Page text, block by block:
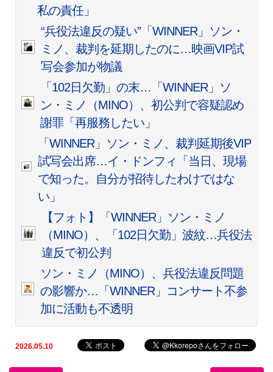
私の責任」
“兵役法違反の疑い”「WINNER」ソン・
ミノ、裁判を延期したのに…映画VIP試
写会参加が物議
「102日欠勤」の末…「WINNER」ソ
ン・ミノ（MINO）、初公判で容疑認め
謝罪「再服務したい」
「WINNER」ソン・ミノ、裁判延期後VIP
試写会出席…イ・ドンフィ「当日、現場
で知った。自分が招待したわけではな
い」
【フォト】「WINNER」ソン・ミノ
（MINO）、「102日欠勤」波紋…兵役法
違反で初公判
ソン・ミノ（MINO）、兵役法違反問題
の影響か…「WINNER」コンサート不参
加に活動も不透明
2026.05.10